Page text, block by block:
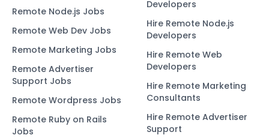
Remote Node.js Jobs
Remote Web Dev Jobs
Remote Marketing Jobs
Remote Advertiser
Support Jobs
Remote Wordpress Jobs
Remote Ruby on Rails
Jobs
Developers
Hire Remote Node.js
Developers
Hire Remote Web
Developers
Hire Remote Marketing
Consultants
Hire Remote Advertiser
Support